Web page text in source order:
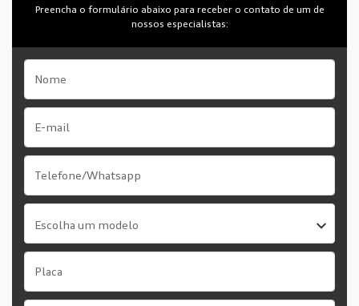
Preencha o formulário abaixo para receber o contato de um de
nossos especialistas:
Escolha um modelo